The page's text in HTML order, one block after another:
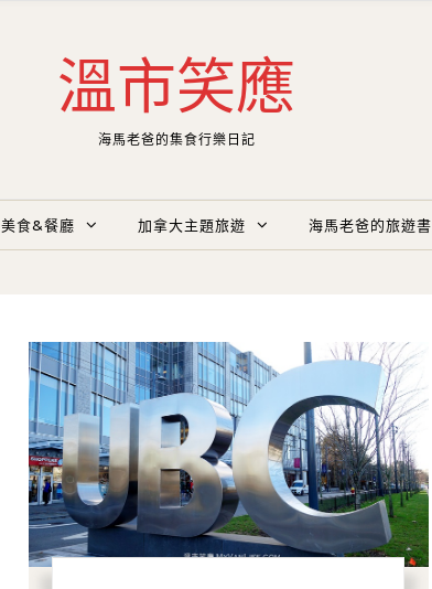
溫市笑應
海馬老爸的集食行樂日記
美食&餐廳 加拿大主題旅遊 海馬老爸的旅遊書